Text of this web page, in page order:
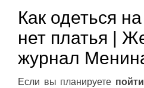
Как одеться
нет платья |
журнал
Если вы планируете